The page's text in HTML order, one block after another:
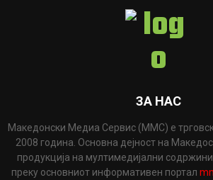
ЗА НАС
Македонски Медиа Сервис (ММС) е
2008 година. Основна дејност на
продукција на мултимедијални
преку основниот информативен портал